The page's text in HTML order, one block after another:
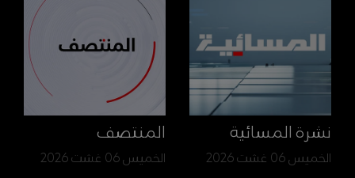
نشرة المسائية
الخميس 06 غشت 2026
المنتصف
الخميس 06 غشت 2026